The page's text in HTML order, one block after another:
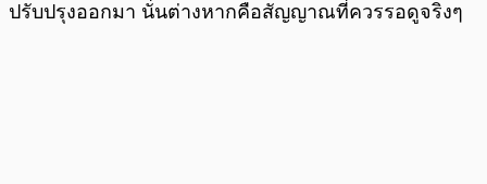
ปรับปรุงออกมา นั่นต่างหากคือสัญญาณที่ควรรอดูจริงๆ